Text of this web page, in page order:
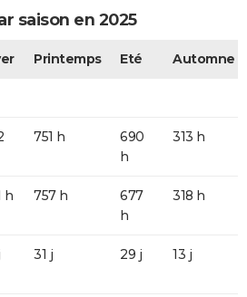
saison en 2025
Printemps Eté Automne
751 h
690
h
313 h
h 757 h
677
h
318 h
31 j 29 j 13 j